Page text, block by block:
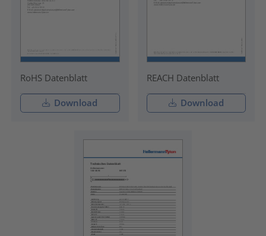
RoHS Datenblatt
Download
REACH Datenblatt
Download